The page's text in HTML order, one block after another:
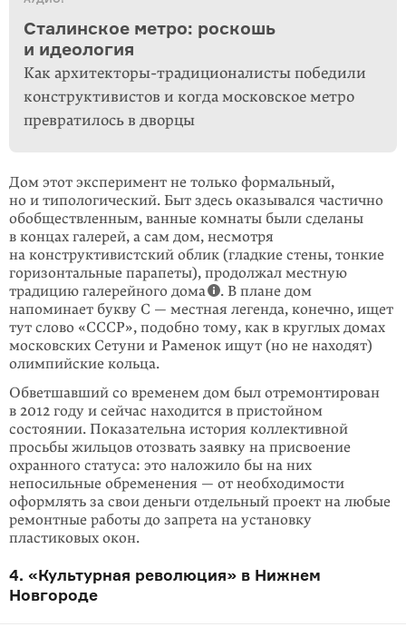
Сталинское метро: роскошь
и идеология
Как архитекторы-традиционалисты победили
конструктивистов и когда московское метро
превратилось в дворцы
Дом этот эксперимент не только формальный,
но и типологический. Быт здесь оказывался частично
обобществленным, ванные комнаты были сделаны
в кон­цах галерей, а сам дом, несмотря
на конструктивистский облик (гладкие стены, тонкие
горизонтальные парапеты), про­должал местную
традицию галерейного дома
. В плане дом
напоминает букву С — местная легенда, конечно, ищет
тут слово «СССР», подобно тому, как в круглых домах
московских Сетуни и Раме­нок ищут (но не находят)
олимпийские кольца.
Обветшавший со временем дом был отремонтирован
в 2012 году и сейчас находится в пристойном
состоянии. Показательна история коллективной
просьбы жильцов отозвать заявку на присвоение
охранного статуса: это наложило бы на них
непосильные обременения — от необхо­димости
оформ­лять за свои деньги отдельный проект на любые
ремонтные работы до запрета на установку
пластиковых окон.
4. «Культурная революция» в Нижнем
Новгороде